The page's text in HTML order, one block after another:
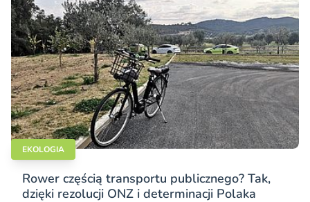
EKOLOGIA
Rower częścią transportu publicznego? Tak,
dzięki rezolucji ONZ i determinacji Polaka